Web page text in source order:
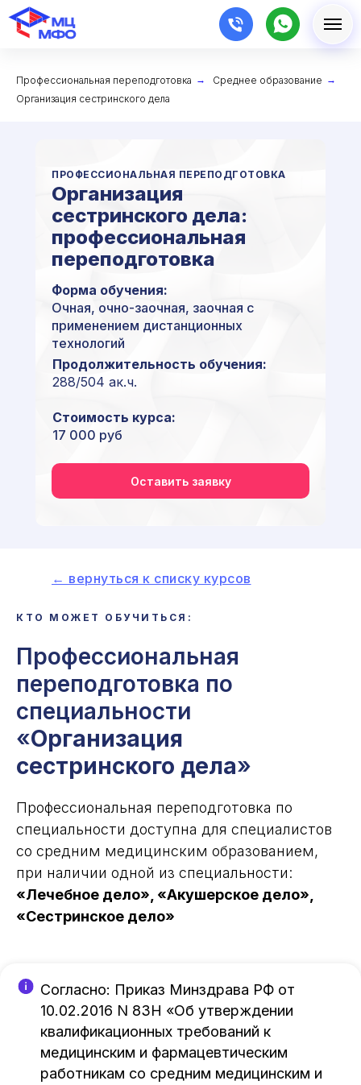
Профессиональная переподготовка → Среднее образование →
Организация сестринского дела
Организация
сестринского дела:
профессиональная
переподготовка
ПРОФЕССИОНАЛЬНАЯ ПЕРЕПОДГОТОВКА
Форма обучения:
Очная, очно-заочная, заочная с
применением дистанционных
технологий
Стоимость курса:
17 000 руб
Оставить заявку
Продолжительность обучения:
288/504 ак.ч.
← вернуться к списку курсов
КТО МОЖЕТ ОБУЧИТЬСЯ:
Профессиональная
переподготовка по
специальности
«Организация
сестринского дела»
Профессиональная переподготовка по
специальности доступна для специалистов
со средним медицинским образованием,
при наличии одной из специальности:
«Лечебное дело», «Акушерское дело»,
«Сестринское дело»
Согласно: Приказ Минздрава РФ от
10.02.2016 N 83Н «Об утверждении
квалификационных требований к
медицинским и фармацевтическим
работникам со средним медицинским и